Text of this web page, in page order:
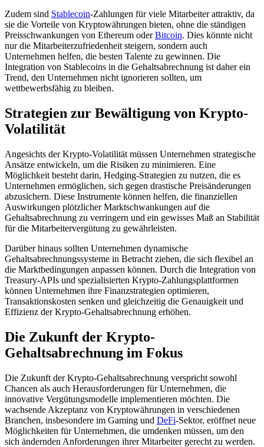
Zudem sind Stablecoin-Zahlungen für viele Mitarbeiter attraktiv, da
sie die Vorteile von Kryptowährungen bieten, ohne die ständigen
Preisschwankungen von Ethereum oderBitcoin. Dies könnte nicht
nur die Mitarbeiterzufriedenheit steigern, sondern auch
Unternehmen helfen, die besten Talente zu gewinnen. Die
Integration von Stablecoins in die Gehaltsabrechnung ist daher ein
Trend, den Unternehmen nicht ignorieren sollten, um
wettbewerbsfähig zu bleiben.
Strategien zur Bewältigung von Krypto-
Volatilität
Angesichts der Krypto-Volatilität müssen Unternehmen strategische
Ansätze entwickeln, um die Risiken zu minimieren. Eine
Möglichkeit besteht darin, Hedging-Strategien zu nutzen, die es
Unternehmen ermöglichen, sich gegen drastische Preisänderungen
abzusichern. Diese Instrumente können helfen, die finanziellen
Auswirkungen plötzlicher Marktschwankungen auf die
Gehaltsabrechnung zu verringern und ein gewisses Maß an Stabilität
für die Mitarbeitervergütung zu gewährleisten.
Darüber hinaus sollten Unternehmen dynamische
Gehaltsabrechnungssysteme in Betracht ziehen, die sich flexibel an
die Marktbedingungen anpassen können. Durch die Integration von
Treasury-APIs und spezialisierten Krypto-Zahlungsplattformen
können Unternehmen ihre Finanzstrategien optimieren,
Transaktionskosten senken und gleichzeitig die Genauigkeit und
Effizienz der Krypto-Gehaltsabrechnung erhöhen.
Die Zukunft der Krypto-
Gehaltsabrechnung im Fokus
Die Zukunft der Krypto-Gehaltsabrechnung verspricht sowohl
Chancen als auch Herausforderungen für Unternehmen, die
innovative Vergütungsmodelle implementieren möchten. Die
wachsende Akzeptanz von Kryptowährungen in verschiedenen
Branchen, insbesondere im Gaming und DeFi-Sektor, eröffnet neue
Möglichkeiten für Unternehmen, die umdenken müssen, um den
sich ändernden Anforderungen ihrer Mitarbeiter gerecht zu werden.